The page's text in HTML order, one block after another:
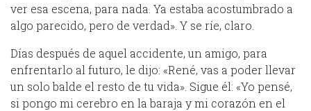
ver esa escena, para nada. Ya estaba acostumbrado a
algo parecido, pero de verdad». Y se ríe, claro.
Días después de aquel accidente, un amigo, para
enfrentarlo al futuro, le dijo: «René, vas a poder llevar
un solo balde el resto de tu vida». Sigue él: «Yo pensé,
si pongo mi cerebro en la baraja y mi corazón en el